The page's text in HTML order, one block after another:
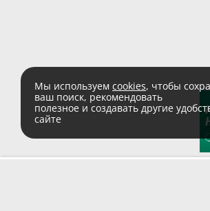
Мы используем cookies, чтобы
ваш поиск, рекомендовать
полезное и создавать другие
сайте